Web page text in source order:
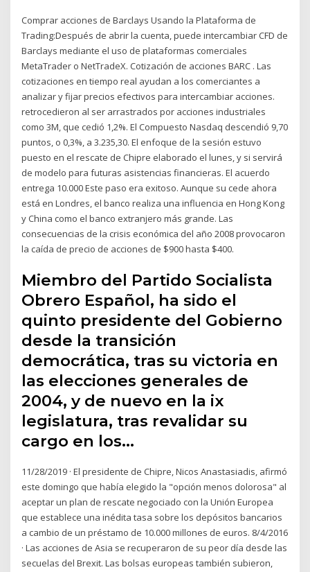
Comprar acciones de Barclays Usando la Plataforma de
Trading:Después de abrir la cuenta, puede intercambiar CFD de
Barclays mediante el uso de plataformas comerciales
MetaTrader o NetTradeX. Cotización de acciones BARC . Las
cotizaciones en tiempo real ayudan a los comerciantes a
analizar y fijar precios efectivos para intercambiar acciones.
retrocedieron al ser arrastrados por acciones industriales
como 3M, que cedió 1,2%. El Compuesto Nasdaq descendió 9,70
puntos, o 0,3%, a 3.235,30. El enfoque de la sesión estuvo
puesto en el rescate de Chipre elaborado el lunes, y si servirá
de modelo para futuras asistencias financieras. El acuerdo
entrega 10.000 Este paso era exitoso. Aunque su cede ahora
está en Londres, el banco realiza una influencia en Hong Kong
y China como el banco extranjero más grande. Las
consecuencias de la crisis económica del año 2008 provocaron
la caída de precio de acciones de $900 hasta $400.
Miembro del Partido Socialista
Obrero Español, ha sido el
quinto presidente del Gobierno
desde la transición
democrática, tras su victoria en
las elecciones generales de
2004, y de nuevo en la ix
legislatura, tras revalidar su
cargo en los…
11/28/2019 · El presidente de Chipre, Nicos Anastasiadis, afirmó
este domingo que había elegido la "opción menos dolorosa" al
aceptar un plan de rescate negociado con la Unión Europea
que establece una inédita tasa sobre los depósitos bancarios
a cambio de un préstamo de 10.000 millones de euros. 8/4/2016
· Las acciones de Asia se recuperaron de su peor día desde las
secuelas del Brexit. Las bolsas europeas también subieron,